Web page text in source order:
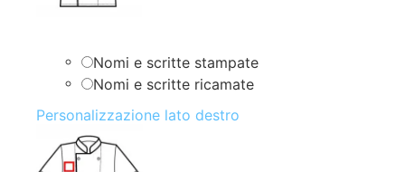
Nomi e scritte stampate
Nomi e scritte ricamate
Personalizzazione lato destro